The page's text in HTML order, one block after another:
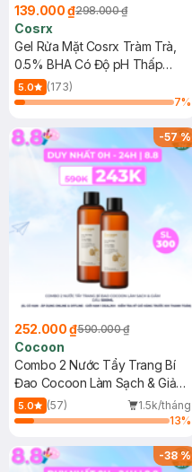
139.000 ₫298.000 ₫
Cosrx
Gel Rửa Mặt Cosrx Tràm Trà,
0.5% BHA Có Độ pH Thấp
150ml
5.0
(173)
7%
-57%
252.000 ₫590.000 ₫
Cocoon
Combo 2 Nước Tẩy Trang Bí
Đao Cocoon Làm Sạch & Giảm
Dầu 500ml
5.0 (57)
1.5k/tháng
13%
-38%